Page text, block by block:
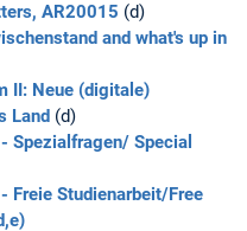
AR20015 (d)
and what's up in
II: Neue (digitale)
Land (d)
Spezialfragen/ Special
Freie Studienarbeit/Free